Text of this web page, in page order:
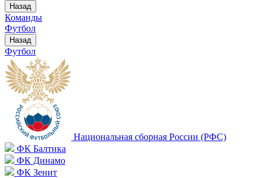
Назад
Команды
Футбол
Назад
Футбол
Национальная сборная России (РФС)
ФК Балтика
ФК Динамо
ФК Зенит